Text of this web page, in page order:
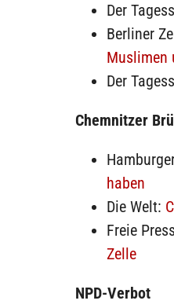
Der
Berliner
Muslimen
Der
Chemnitzer
haben
Die Welt:
Freie
Zelle
NPD-Verbot